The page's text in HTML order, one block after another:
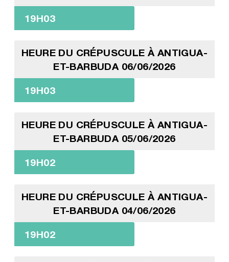
19H03
HEURE DU CRÉPUSCULE À ANTIGUA-
ET-BARBUDA 06/06/2026
19H03
HEURE DU CRÉPUSCULE À ANTIGUA-
ET-BARBUDA 05/06/2026
19H02
HEURE DU CRÉPUSCULE À ANTIGUA-
ET-BARBUDA 04/06/2026
19H02